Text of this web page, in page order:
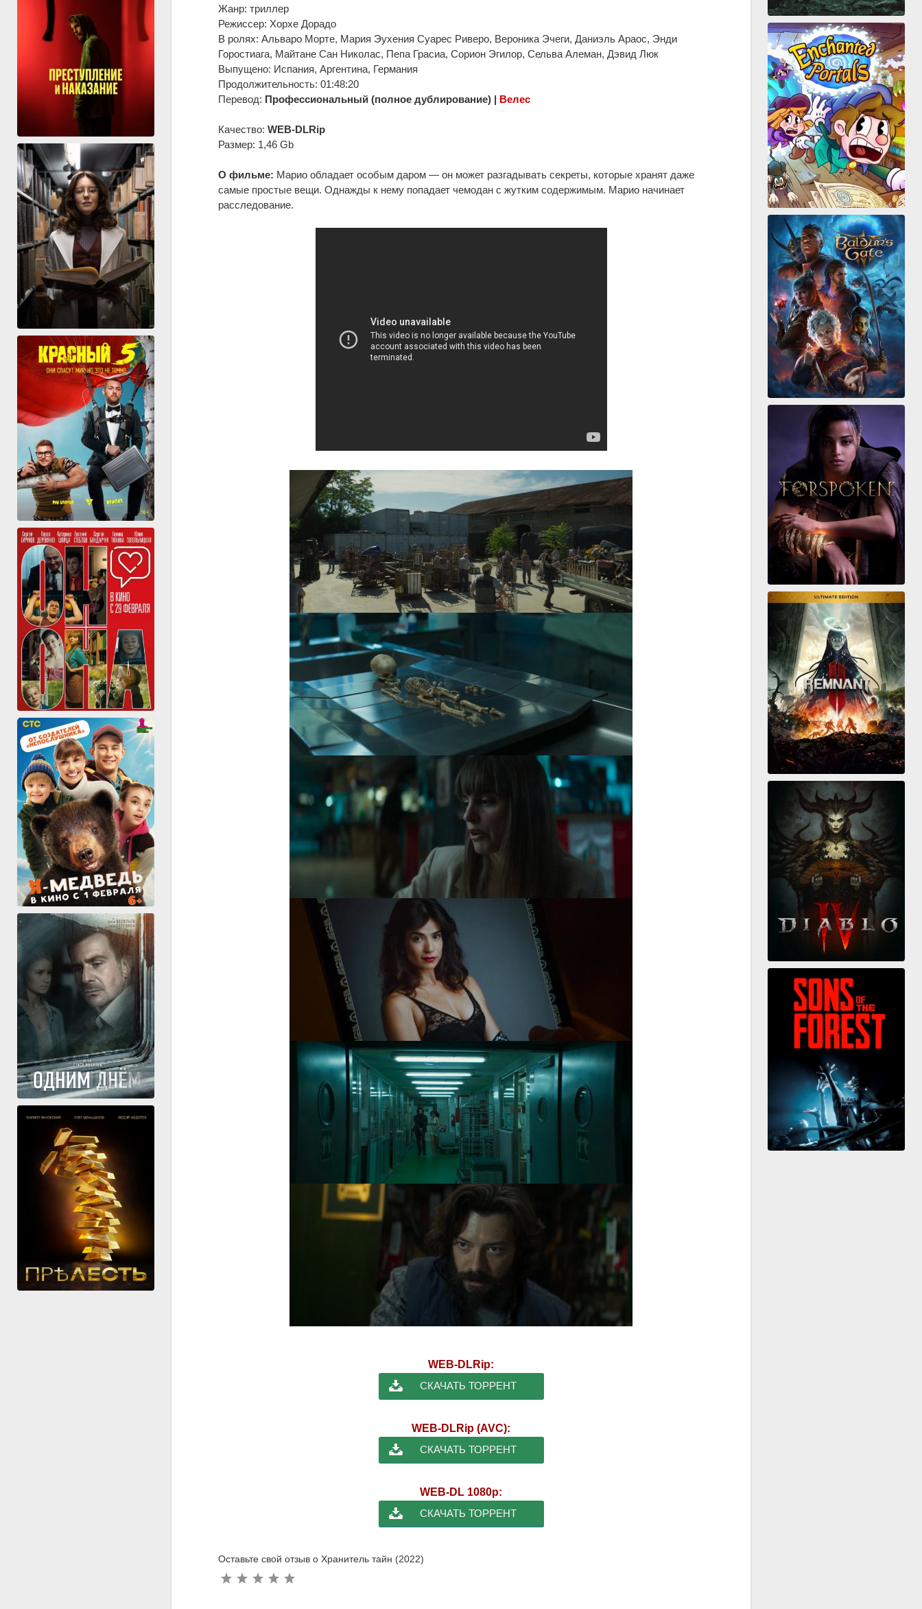
Жанр: триллер
Режиссер: Хорхе Дорадо
В ролях: Альваро Морте, Мария Эухения Суарес Риверо, Вероника Эчеги, Даниэль Араос, Энди
Горостиага, Майтане Сан Николас, Пепа Грасиа, Сорион Эгилор, Сельва Алеман, Дэвид Люк
Выпущено: Испания, Аргентина, Германия
Продолжительность: 01:48:20
Перевод: Профессиональный (полное дублирование) | Велес
Качество: WEB-DLRip
Размер: 1,46 Gb
О фильме: Марио обладает особым даром — он может разгадывать секреты, которые хранят даже
самые простые вещи. Однажды к нему попадает чемодан с жутким содержимым. Марио начинает
расследование.
WEB-DLRip:
СКАЧАТЬ ТОРРЕНТ
WEB-DLRip (AVC):
СКАЧАТЬ ТОРРЕНТ
WEB-DL 1080p:
СКАЧАТЬ ТОРРЕНТ
Оставьте свой отзыв о Хранитель тайн (2022)